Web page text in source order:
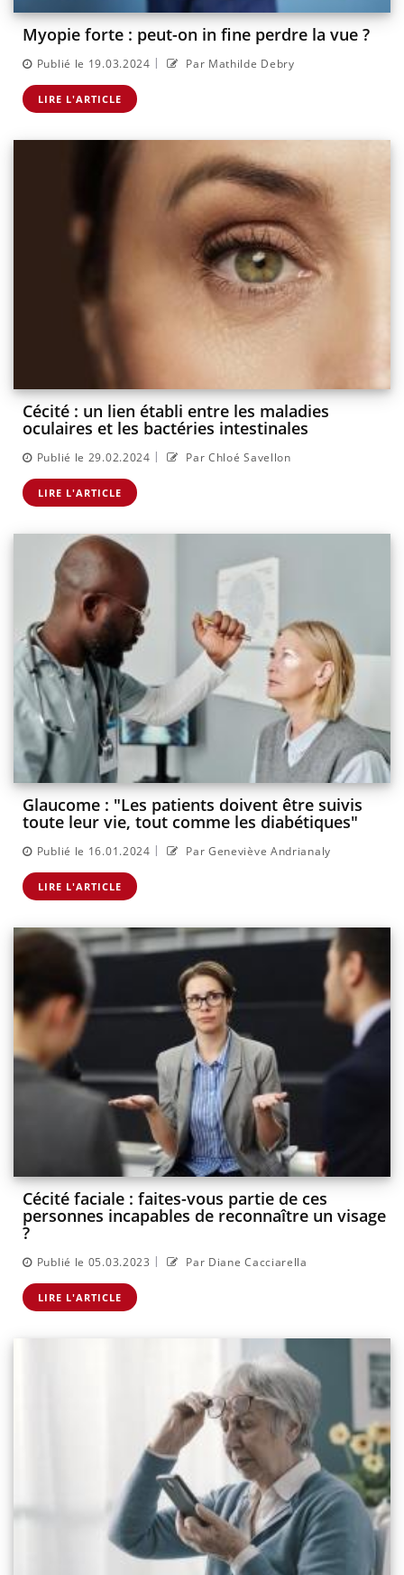
Myopie forte : peut-on in fine perdre la vue ?
Publié le 19.03.2024 | Par Mathilde Debry
LIRE L'ARTICLE
Cécité : un lien établi entre les maladies
oculaires et les bactéries intestinales
Publié le 29.02.2024 | Par Chloé Savellon
LIRE L'ARTICLE
Glaucome : "Les patients doivent être suivis
toute leur vie, tout comme les diabétiques"
Publié le 16.01.2024 | Par Geneviève Andrianaly
LIRE L'ARTICLE
Cécité faciale : faites-vous partie de ces
personnes incapables de reconnaître un visage
?
Publié le 05.03.2023 | Par Diane Cacciarella
LIRE L'ARTICLE